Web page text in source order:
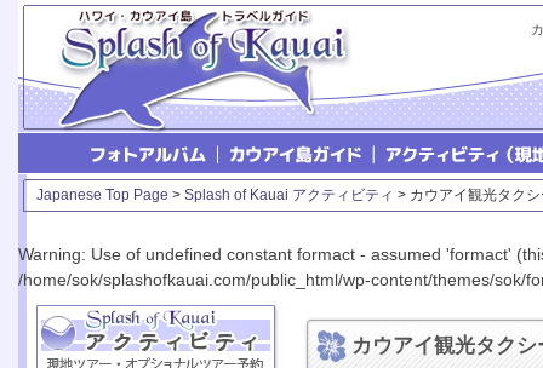
Japanese Top Page > Splash of Kauai アクティビティ > カウアイ観光タク
Warning: Use of undefined constant formact - assumed 'formact'
/home/sok/splashofkauai.com/public_html/wp-content/themes/sok/
カウアイ観光タク